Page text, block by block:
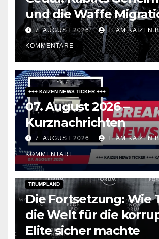
und die Waffe
7. AUGUST 2026 TEAM KAIZEN
KOMMENTARE
+++ KAIZEN NEWS TICKER +++
07. August 2026 –
Kurznachrichten
7. AUGUST 2026 TEAM KAIZEN
KOMMENTARE
DARK AMERICA
TRUMPLAND
Die Fortsetzung: Wie
die Welt für die
Elite sicher machte